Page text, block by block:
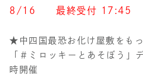
8/16 最終受付 17:45
★中四国最恐お化け屋敷をも
「＃ミロッキーとあそぼう」
時開催